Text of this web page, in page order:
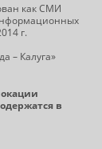
как СМИ
г.
– Калуга»
в